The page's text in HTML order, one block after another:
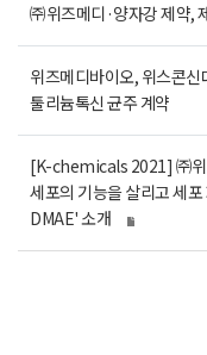
㈜위즈메디·양자강 제약,
위즈메디바이오, 위스콘
툴리늄톡신 균주 계약
[K-chemicals 2021] ㈜위
세포의 기능을 살리고 세
DMAE' 소개